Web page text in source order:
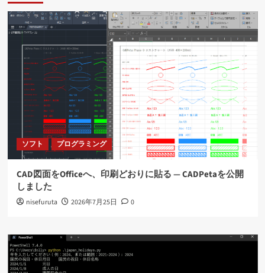
ソフト プログラミング
CAD図面をOfficeへ、印刷どおりに貼る ― CADPetaを公開
しました
nisefuruta 2026年7月25日 0